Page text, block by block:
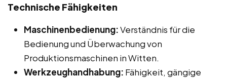
Technische Fähigkeiten
Maschinenbedienung:Verständnis für die
Bedienung und Überwachung von
Produktionsmaschinen in Witten.
Werkzeughandhabung: Fähigkeit, gängige